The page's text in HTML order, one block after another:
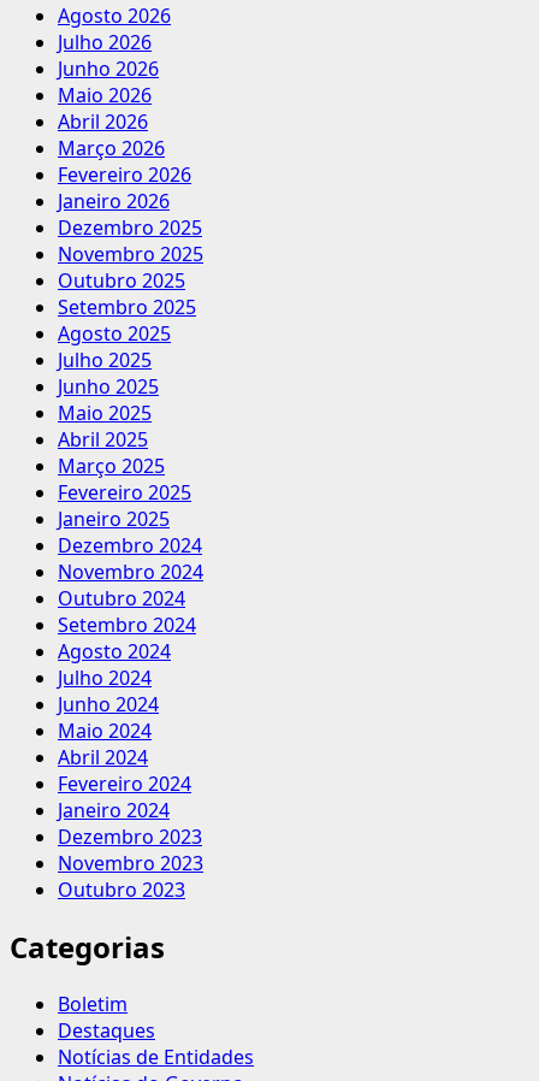
Agosto 2026
Julho 2026
Junho 2026
Maio 2026
Abril 2026
Março 2026
Fevereiro 2026
Janeiro 2026
Dezembro 2025
Novembro 2025
Outubro 2025
Setembro 2025
Agosto 2025
Julho 2025
Junho 2025
Maio 2025
Abril 2025
Março 2025
Fevereiro 2025
Janeiro 2025
Dezembro 2024
Novembro 2024
Outubro 2024
Setembro 2024
Agosto 2024
Julho 2024
Junho 2024
Maio 2024
Abril 2024
Fevereiro 2024
Janeiro 2024
Dezembro 2023
Novembro 2023
Outubro 2023
Categorias
Boletim
Destaques
Notícias de Entidades